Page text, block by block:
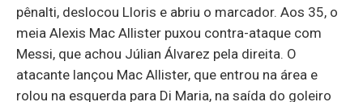
pênalti, deslocou Lloris e abriu o marcador. Aos 35, o
meia Alexis Mac Allister puxou contra-ataque com
Messi, que achou Júlian Álvarez pela direita. O
atacante lançou Mac Allister, que entrou na área e
rolou na esquerda para Di Maria, na saída do goleiro